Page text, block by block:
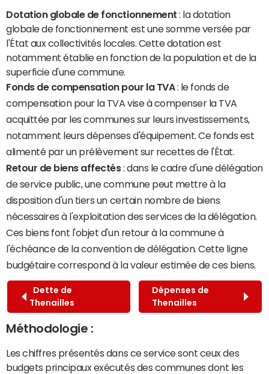
Dotation globale de fonctionnement : la dotation
globale de fonctionnement est une somme versée par
l'État aux collectivités locales. Cette dotation est
notamment établie en fonction de la population et de la
superficie d'une commune.
Fonds de compensation pour la TVA: le fonds de
compensation pour la TVA vise à compenser la TVA
acquittée par les communes sur leurs investissements,
notamment leurs dépenses d'équipement. Ce fonds est
alimenté par un prélèvement sur recettes de l'État.
Retour de biens affectés: dans le cadre d'une délégation
de service public, une commune peut mettre à la
disposition d'un tiers un certain nombre de biens
nécessaires à l'exploitation des services de la délégation.
Ces biens font l'objet d'un retour à la commune à
l'échéance de la convention de délégation. Cette ligne
budgétaire correspond à la valeur estimée de ces biens.
Dette de
Thenailles
Dépenses de
Thenailles
Méthodologie :
Les chiffres présentés dans ce service sont ceux des
budgets principaux exécutés des communes dont les